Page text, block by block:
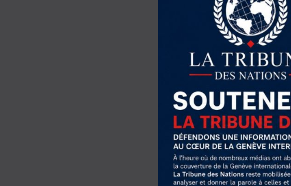
pas traiter une blessure par
La principale cause des
béants dans le budget
prévisibilité financière. À un
offrir un meilleur rapport
trésorerie perturbés
cours de la dernière
temps. Le plus grand
contributions obligatoires au
D’autres États sont
budgétaires restrictives, qui
Commission, ne laissent